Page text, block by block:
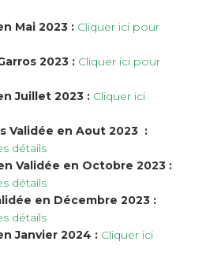
Mai 2023 : Cliquer ici pour
2023 : Cliquer ici pour
Juillet 2023 : Cliquer ici
Validée en Aout 2023 :
détails
Validée en Octobre 2023 :
détails
en Décembre 2023 :
détails
Janvier 2024 : Cliquer ici